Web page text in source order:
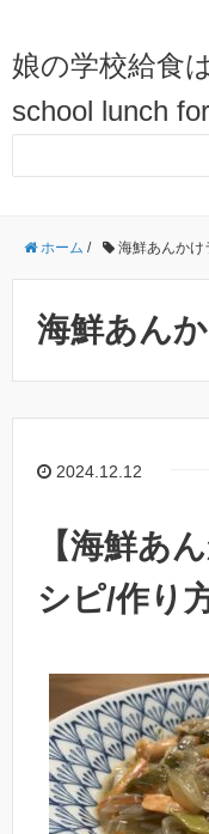
娘の学校給食
school lunch
ホーム / 海鮮あんかけ
海鮮あん
2024.12.12
【海鮮あ
シピ/作り方